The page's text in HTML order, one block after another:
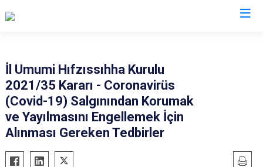
İl Umumi Hıfzıssıhha Kurulu
2021/35 Kararı - Coronavirüs
(Covid-19) Salgınından Korumak
ve Yayılmasını Engellemek İçin
Alınması Gereken Tedbirler